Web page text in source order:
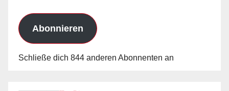
Abonnieren
Schließe dich 844 anderen Abonnenten an